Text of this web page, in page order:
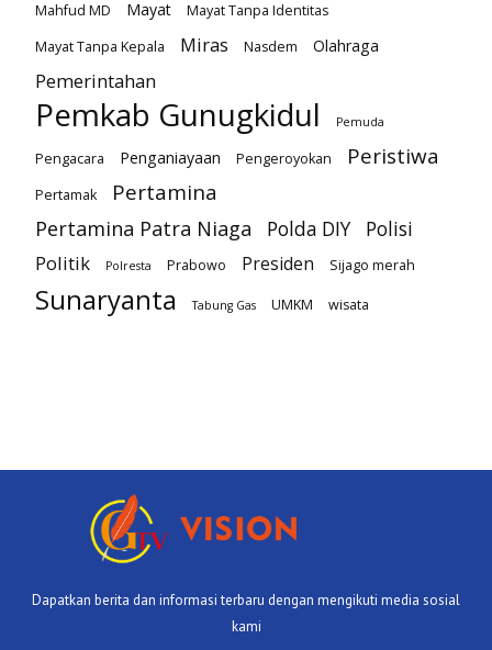
Mahfud MD
Mayat
Mayat Tanpa Identitas
Mayat Tanpa Kepala
Miras Nasdem Olahraga
Pemerintahan
Pemkab Gunugkidul Pemuda
Pengacara Penganiayaan Pengeroyokan Peristiwa
Pertamak Pertamina
Pertamina Patra Niaga Polda DIY
Polisi
Politik
Polresta Prabowo Presiden Sijago merah
Sunaryanta Tabung Gas UMKM wisata
Dapatkan berita dan informasi terbaru dengan mengikuti media sosial
kami